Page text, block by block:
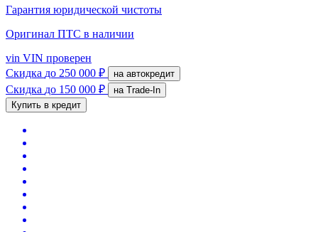
Гарантия юридической чистоты
Оригинал ПТС в наличии
vin VIN проверен
Скидка до 250 000 ₽ на автокредит
Скидка до 150 000 ₽
на Trade-In
Купить в кредит